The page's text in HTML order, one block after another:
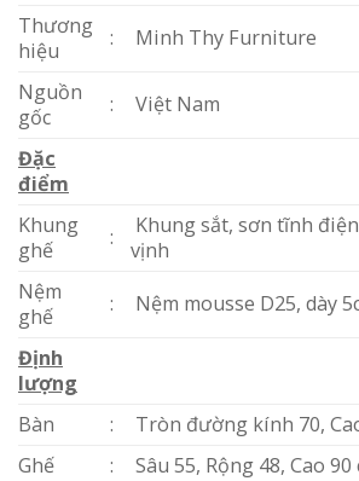
Thương
hiệu
: Minh Thy Furniture
Nguồn
gốc
: Việt Nam
Đặc
điểm
Khung
ghế
:
Khung sắt, sơn tĩnh
vịnh
Nệm
ghế
: Nệm mousse D25, dày
Định
lượng
Bàn
:
Tròn đường kính 70,
Ghế
:
Sâu 55, Rộng 48, Cao 90